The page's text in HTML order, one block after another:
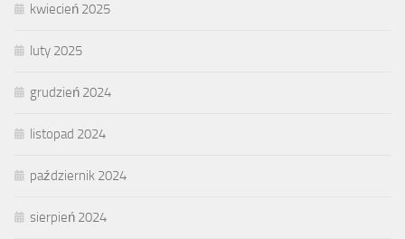
kwiecień 2025
luty 2025
grudzień 2024
listopad 2024
październik 2024
sierpień 2024